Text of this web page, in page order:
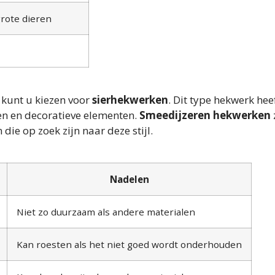
dieren
u kiezen voorsierhekwerken. Dit type hekwerk
en decoratieve elementen. Smeedijzeren hekwerken
op zoek zijn naar deze stijl.
Nadelen
Niet zo duurzaam als andere materialen
Kan roesten als het niet goed wordt onderhouden